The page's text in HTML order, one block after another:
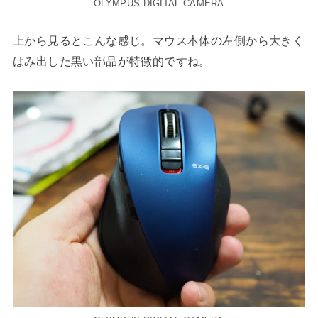
OLYMPUS DIGITAL CAMERA
上から見るとこんな感じ。マウス本体の左側から大きく
はみ出した黒い部品が特徴的ですね。